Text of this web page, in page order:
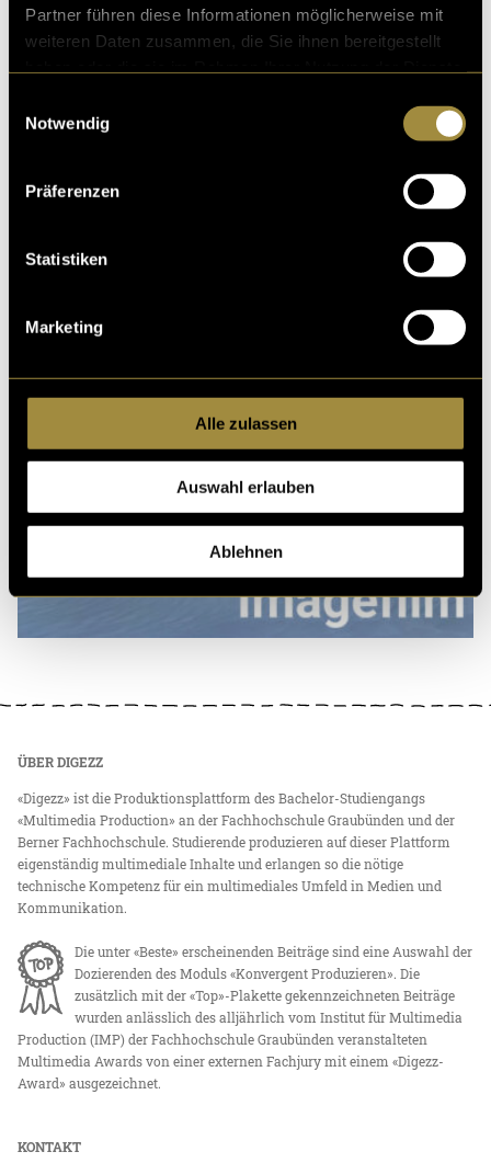
Partner führen diese Informationen möglicherweise mit
weiteren Daten zusammen, die Sie ihnen bereitgestellt
Notwendig
Präferenzen
Statistiken
Marketing
Alle zulassen
Auswahl erlauben
Ablehnen
ÜBER DIGEZZ
«Digezz» ist die Produktionsplattform des Bachelor-Studiengangs
«Multimedia Production» an der Fachhochschule Graubünden und der
Berner Fachhochschule. Studierende produzieren auf dieser Plattform
eigenständig multimediale Inhalte und erlangen so die nötige
technische Kompetenz für ein multimediales Umfeld in Medien und
Kommunikation.
Die unter «Beste» erscheinenden Beiträge sind eine Auswahl der
Dozierenden des Moduls «Konvergent Produzieren». Die
zusätzlich mit der «Top»-Plakette gekennzeichneten Beiträge
wurden anlässlich des alljährlich vom Institut für Multimedia
Production (IMP) der Fachhochschule Graubünden veranstalteten
Multimedia Awards von einer externen Fachjury mit einem «Digezz-
Award» ausgezeichnet.
KONTAKT